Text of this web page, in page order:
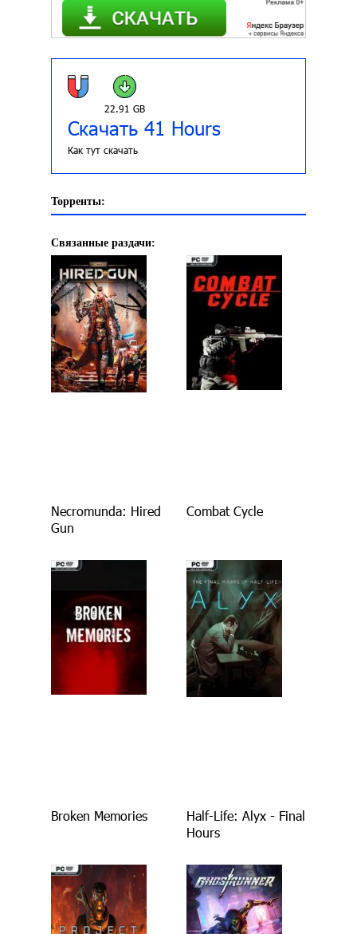
22.91 GB
Скачать 41 Hours
Как тут скачать
Торренты:
Связанные раздачи:
Necromunda: Hired
Gun
Combat Cycle
Broken Memories
Half-Life: Alyx - Final
Hours